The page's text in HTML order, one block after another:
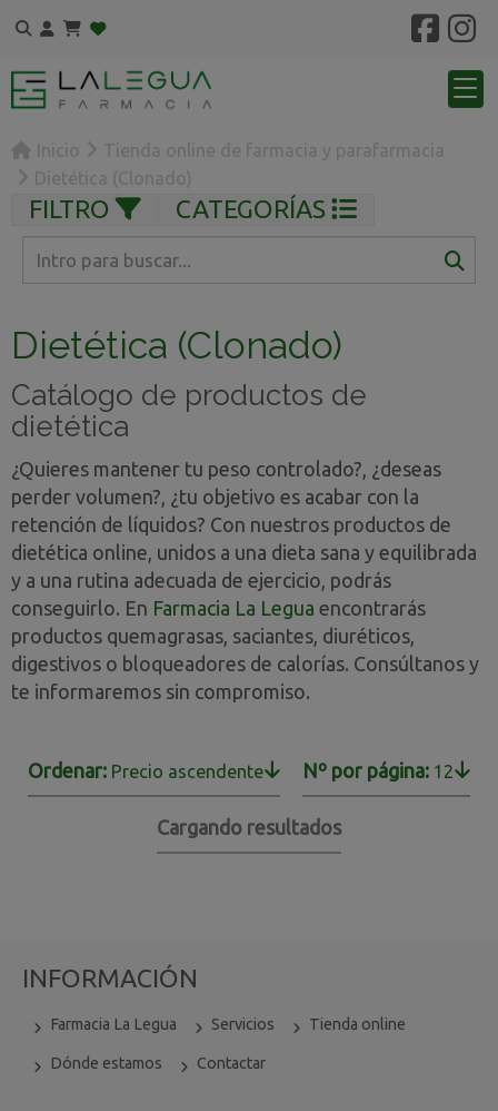
Inicio
Tienda online de farmacia y parafarmacia
Dietética (Clonado)
FILTRO CATEGORÍAS
Dietética (Clonado)
Catálogo de productos de
dietética
¿Quieres mantener tu peso controlado?, ¿deseas
perder volumen?, ¿tu objetivo es acabar con la
retención de líquidos? Con nuestros productos de
dietética online, unidos a una dieta sana y equilibrada
y a una rutina adecuada de ejercicio, podrás
conseguirlo. En Farmacia La Legua encontrarás
productos quemagrasas, saciantes, diuréticos,
digestivos o bloqueadores de calorías. Consúltanos y
te informaremos sin compromiso.
Ordenar: Precio ascendente Nº por página: 12
Cargando resultados
INFORMACIÓN
Farmacia La Legua Servicios Tienda online
Dónde estamos Contactar